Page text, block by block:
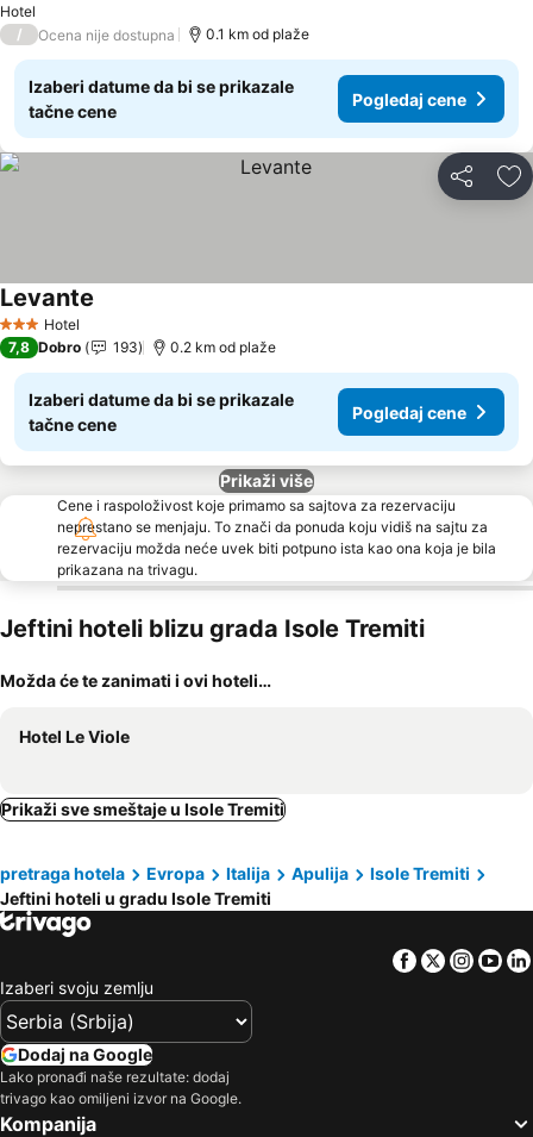
Hotel
/ Ocena nije dostupna 0.1 km od plaže
Izaberi datume da bi se prikazale
tačne cene
Pogledaj cene
Deli
3 Zvezdice
Hotel
Levante
7,8 Dobro 193 0.2 km od plaže
Izaberi datume da bi se prikazale
tačne cene
Pogledaj cene
Prikaži više
Cene i raspoloživost koje primamo sa sajtova za rezervaciju
neprestano se menjaju. To znači da ponuda koju vidiš na sajtu za
rezervaciju možda neće uvek biti potpuno ista kao ona koja je bila
prikazana na trivagu.
Jeftini hoteli blizu grada Isole Tremiti
Možda će te zanimati i ovi hoteli…
Hotel Le Viole
Prikaži sve smeštaje u Isole Tremiti
pretraga hotela Evropa Italija Apulija
Isole Tremiti
Jeftini hoteli u gradu Isole Tremiti
Facebook
Twitter
Izaberi svoju zemlju
Dodaj na Google
Lako pronađi naše rezultate: dodaj
trivago kao omiljeni izvor na Google.
Kompanija